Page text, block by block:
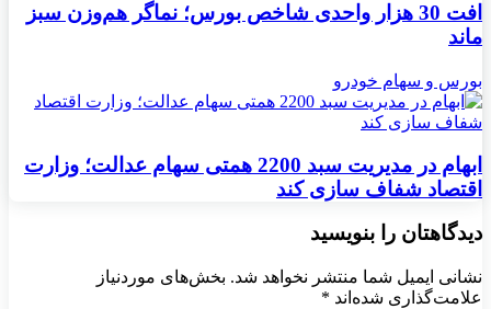
افت 30 هزار واحدی شاخص بورس؛ نماگر هم‌وزن سبز
ماند
بورس و سهام خودرو
ابهام در مدیریت سبد 2200 همتی سهام عدالت؛ وزارت
اقتصاد شفاف سازی کند
دیدگاهتان را بنویسید
نشانی ایمیل شما منتشر نخواهد شد. بخش‌های موردنیاز
علامت‌گذاری شده‌اند *